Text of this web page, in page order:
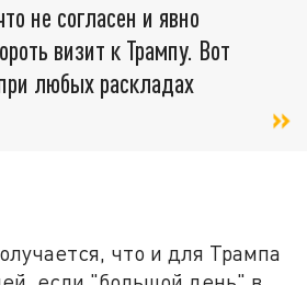
не согласен и явно
визит к Трампу. Вот
любых раскладах
что и для Трампа